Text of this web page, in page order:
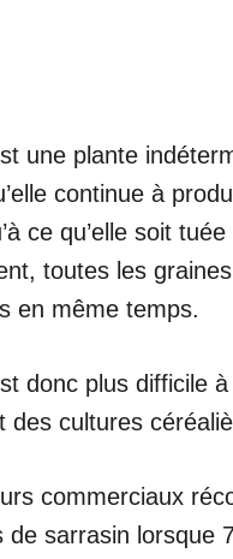
une plante
continue à
ce qu’elle soit
toutes les
en même temps.
donc plus difficile
des cultures
commerciaux
de sarrasin lorsque